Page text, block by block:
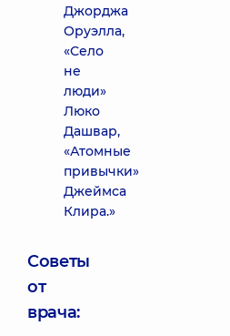
Джорджа
Оруэлла,
«Село
не
люди»
Люко
Дашвар,
«Атомные
привычки»
Джеймса
Клира.»
Советы
от
врача: